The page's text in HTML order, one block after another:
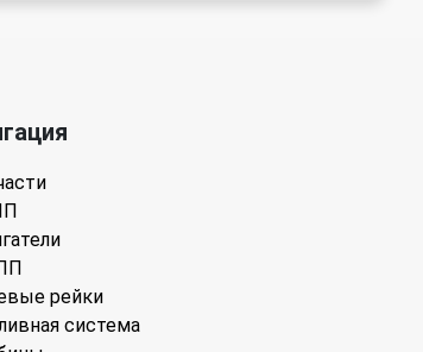
рейки
система